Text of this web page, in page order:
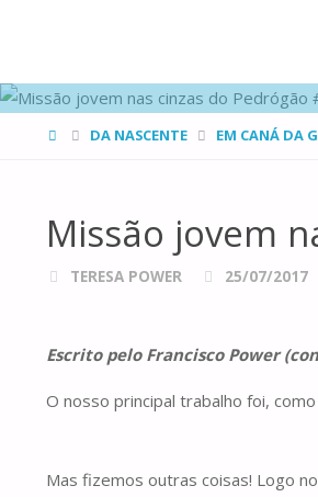
HOMEDA NASCENTE EM CANÁ DA
Missão jovem
TERESA POWER 25/07/2017
Escrito pelo Francisco Power
O nosso principal trabalho foi,
Mas fizemos outras coisas! Logo